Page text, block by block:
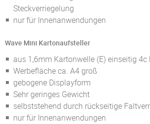
Steckverriegelung
nur für Innenanwendungen
Wave Mini Kartonaufsteller
aus 1,6mm Kartonwelle (E) einseitig 4c
Werbefläche ca. A4 groß
gebogene Displayform
Sehr geringes Gewicht
selbststehend durch rückseitige
nur für Innenanwendungen